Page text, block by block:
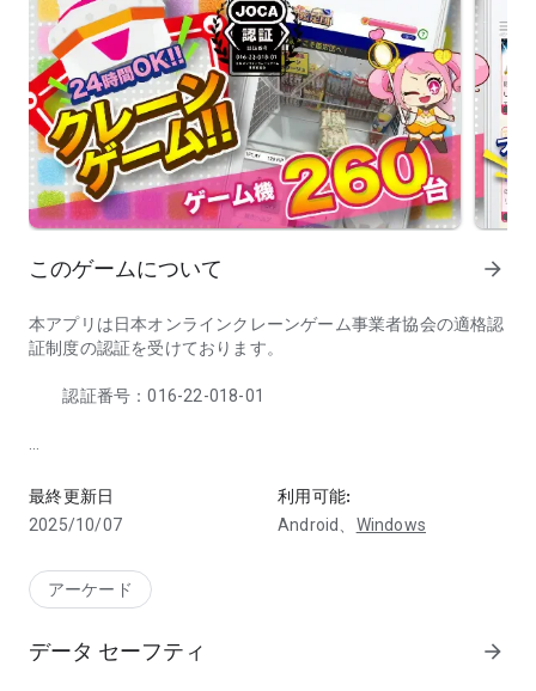
このゲームについて arrow_forward
本アプリは日本オンラインクレーンゲーム事業者協会の適格認
証制度の認証を受けております。
認証番号：016-22-018-01
鑑定団NEO」
リアルなクレーンゲームを無料で操作して景品をゲット！
いつでもどこでもオンラインのクレーンゲームでUFOクレーン
毎月1000種以上の景品がアナタを待ってます！
クレーンゲーム/UFOクレーンを操作して景品を取ればあなた
クレーンゲーム/UFOクレーンが常設260台！
最終更新日
2025/10/07
利用可能:
Android、 Windows
アーケード
データ セーフティ arrow_forward